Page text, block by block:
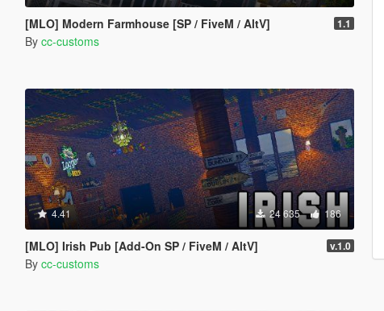
[MLO] Modern Farmhouse [SP / FiveM / AltV] 1.1
By cc-customs
4.41 24 635 186
[MLO] Irish Pub [Add-On SP / FiveM / AltV] v.1.0
By cc-customs